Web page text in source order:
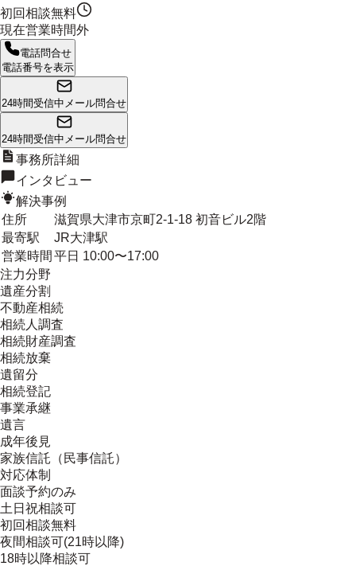
初回相談無料
現在営業時間外
電話問合せ
電話番号を表示
24時間受信中 メール問合せ
24時間受信中 メール問合せ
事務所詳細
インタビュー
解決事例
住所
滋賀県大津市京町2-1-18 初音ビル2階
最寄駅
JR大津駅
営業時間 平日 10:00〜17:00
注力分野
遺産分割
不動産相続
相続人調査
相続財産調査
相続放棄
遺留分
相続登記
事業承継
遺言
成年後見
家族信託（民事信託）
対応体制
面談予約のみ
土日祝相談可
初回相談無料
夜間相談可(21時以降)
18時以降相談可